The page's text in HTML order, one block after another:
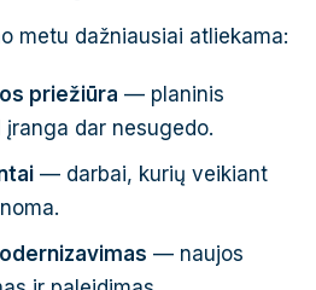
metu dažniausiai atliekama:
priežiūra — planinis
dar nesugedo.
— darbai, kurių veikiant
— naujos